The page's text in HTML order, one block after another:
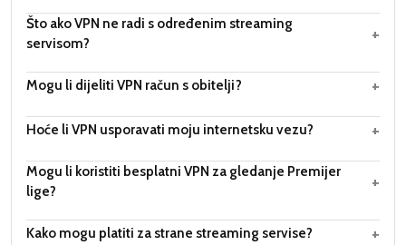
Što ako VPN ne radi s određenim streaming
servisom?
+
Mogu li dijeliti VPN račun s obitelji? +
Hoće li VPN usporavati moju internetsku vezu? +
Mogu li koristiti besplatni VPN za gledanje Premijer
lige?
+
Kako mogu platiti za strane streaming servise? +